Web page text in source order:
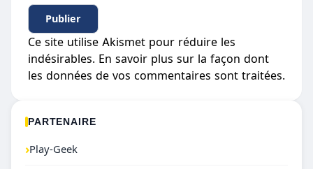
Ce site utilise Akismet pour réduire les
indésirables. En savoir plus sur la façon dont
les données de vos commentaires sont traitées.
PARTENAIRE
›Play-Geek